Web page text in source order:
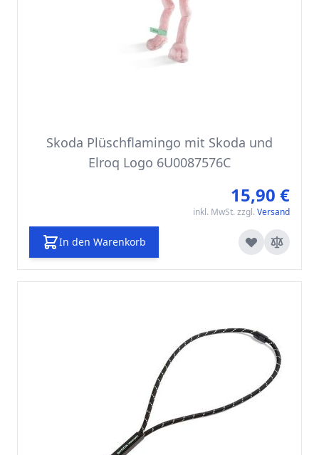
Skoda Plüschflamingo mit Skoda und
Elroq Logo 6U0087576C
15,90 €
inkl. MwSt. zzgl. Versand
In den Warenkorb